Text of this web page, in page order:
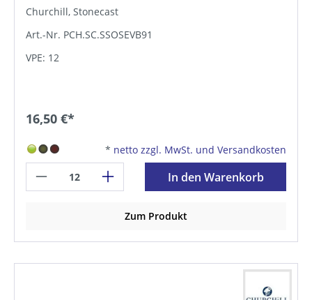
Churchill, Stonecast
Art.-Nr. PCH.SC.SSOSEVB91
VPE: 12
16,50 €*
* netto zzgl. MwSt. und Versandkosten
In den Warenkorb
Zum Produkt